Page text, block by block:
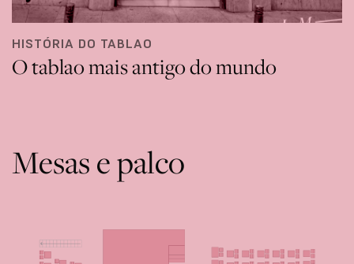
HISTÓRIA DO TABLAO
O tablao mais antigo do mundo
Mesas e palco